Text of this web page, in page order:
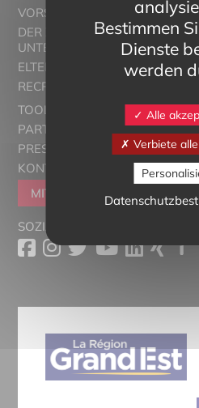
VORSTELLUNG
DER ZWEISPRACHIGE
UNTERRICHT
ELTERN ALSACE -
RECRUTORRS
TOOLBOX
PARTNER
PRESSESCHAU
KONTAKT
MITGLIEDER WERDEN
SOZIALE MEDIEN
Bestimmen
Dienste
werden
Alle
Verbiete